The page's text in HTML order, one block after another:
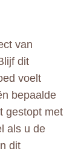
van
dit
voelt
bepaalde
gestopt met
als u de
dit